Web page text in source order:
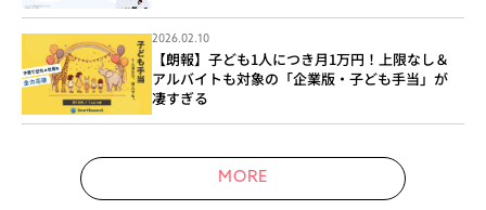
2026.02.10
【朗報】子ども1人につき月1万円！上限なし＆
アルバイトも対象の「企業版・子ども手当」が
凄すぎる
MORE